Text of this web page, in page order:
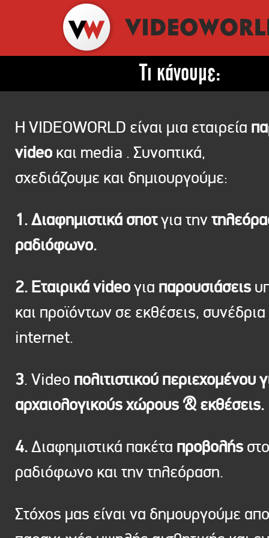
Τι κάνουμε:
Η VIDEOWORLD είναι μια εταιρεία
video και media . Συνοπτικά,
σχεδιάζουμε και δημιουργούμε:
1. Διαφημιστικά σποτγια την
ραδιόφωνο.
2. Εταιρικά videoγια παρουσιάσεις
και προϊόντων σε εκθέσεις, συνέδρια
internet.
3. Video πολιτιστικού περιεχομένου
αρχαιολογικούς χώρους & εκθέσεις.
4.Διαφημιστικά πακέτα προβολής στο
ραδιόφωνο και την τηλεόραση.
Στόχος μας είναι να δημουργούμε